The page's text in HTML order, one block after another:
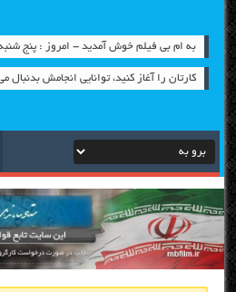
به ام بی فیلم خوش آمدید - امروز : پنج شنبه ۱۵ مرداد
کارتان را آغاز کنید، توانایی انجامش